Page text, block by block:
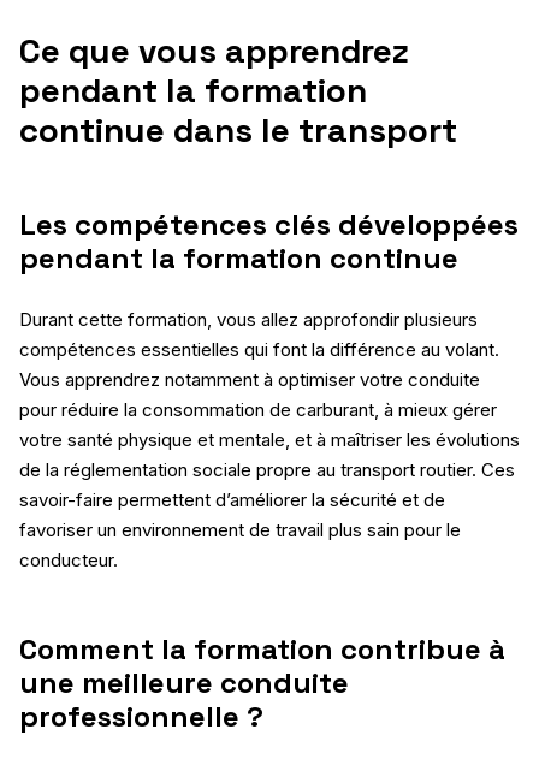
Ce que vous apprendrez
pendant la formation
continue dans le transport
Les compétences clés développées
pendant la formation continue
Durant cette formation, vous allez approfondir plusieurs
compétences essentielles qui font la différence au volant.
Vous apprendrez notamment à optimiser votre conduite
pour réduire la consommation de carburant, à mieux gérer
votre santé physique et mentale, et à maîtriser les évolutions
de la réglementation sociale propre au transport routier. Ces
savoir-faire permettent d’améliorer la sécurité et de
favoriser un environnement de travail plus sain pour le
conducteur.
Comment la formation contribue à
une meilleure conduite
professionnelle ?